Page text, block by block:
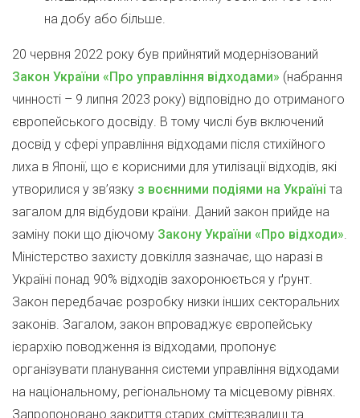
на добу або більше.
20 червня 2022 року був прийнятий модернізований
Закон України «Про управління відходами» (набрання
чинності – 9 липня 2023 року) відповідно до отриманого
європейського досвіду. В тому числі був включений
досвід у сфері управління відходами після стихійного
лиха в Японії, що є корисними для утилізації відходів, які
утворилися у зв’язку з воєнними подіями на Україні та
загалом для відбудови країни. Даний закон прийде на
заміну поки що діючому Закону України «Про відходи».
Міністерство захисту довкілля зазначає, що наразі в
Україні понад 90% відходів захоронюється у ґрунт.
Закон передбачає розробку низки інших секторальних
законів. Загалом, закон впроваджує європейську
ієрархію поводження із відходами, пропонує
організувати планування системи управління відходами
на національному, регіональному та місцевому рівнях.
Запропоновано закриття старих сміттєзвалищ та